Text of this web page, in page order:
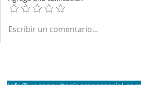
El estándar y la pertenencia:
dos series, una lección para
Escribir un comentario...